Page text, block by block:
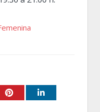
Pinterest LinkedIn